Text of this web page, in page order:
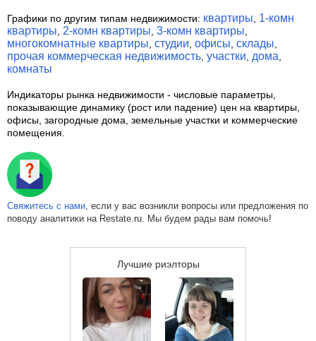
Графики по другим типам недвижимости: квартиры, 1-комн
квартиры, 2-комн квартиры, 3-комн квартиры,
многокомнатные квартиры, студии, офисы, склады,
прочая коммерческая недвижимость, участки, дома,
комнаты
Индикаторы рынка недвижимости - числовые параметры,
показывающие динамику (рост или падение) цен на квартиры,
офисы, загородные дома, земельные участки и коммерческие
помещения.
Свяжитесь с нами, если у вас возникли вопросы или предложения по
поводу аналитики на Restate.ru. Мы будем рады вам помочь!
Лучшие риэлторы